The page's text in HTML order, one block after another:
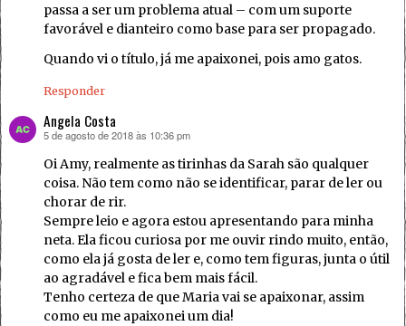
passa a ser um problema atual – com um suporte
favorável e dianteiro como base para ser propagado.
Quando vi o título, já me apaixonei, pois amo gatos.
Responder
Angela Costa
disse:
5 de agosto de 2018 às 10:36 pm
Oi Amy, realmente as tirinhas da Sarah são qualquer
coisa. Não tem como não se identificar, parar de ler ou
chorar de rir.
Sempre leio e agora estou apresentando para minha
neta. Ela ficou curiosa por me ouvir rindo muito, então,
como ela já gosta de ler e, como tem figuras, junta o útil
ao agradável e fica bem mais fácil.
Tenho certeza de que Maria vai se apaixonar, assim
como eu me apaixonei um dia!